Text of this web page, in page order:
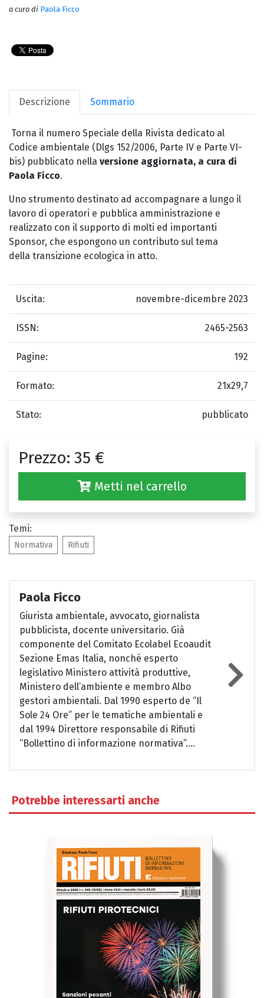
a cura di Paola Ficco
Descrizione Sommario
Torna il numero Speciale della Rivista dedicato al
Codice ambientale (Dlgs 152/2006, Parte IV e Parte VI-
bis) pubblicato nella versione aggiornata, a cura di
Paola Ficco.
Uno strumento destinato ad accompagnare a lungo il
lavoro di operatori e pubblica amministrazione e
realizzato con il supporto di molti ed importanti
Sponsor, che espongono un contributo sul tema
della transizione ecologica in atto.
Uscita: novembre-dicembre 2023
ISSN: 2465-2563
Pagine: 192
Formato: 21x29,7
Stato: pubblicato
Prezzo: 35 €
Metti nel carrello
Temi:
Normativa Rifiuti
Paola Ficco
Giurista ambientale, avvocato, giornalista
pubblicista, docente universitario. Già
componente del Comitato Ecolabel Ecoaudit
Sezione Emas Italia, nonché esperto
legislativo Ministero attività produttive,
Ministero dell’ambiente e membro Albo
gestori ambientali. Dal 1990 esperto de “Il
Sole 24 Ore” per le tematiche ambientali e
dal 1994 Direttore responsabile di Rifiuti
“Bollettino di informazione normativa”....
Potrebbe interessarti anche